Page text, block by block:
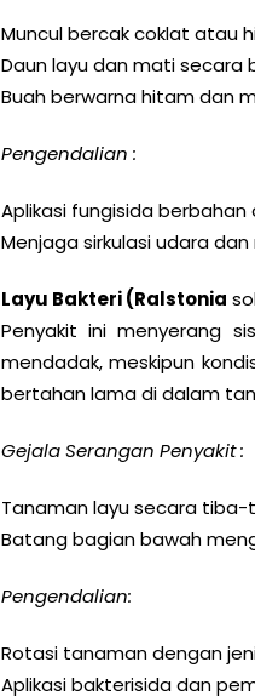
Muncul bercak coklat atau
Daun layu dan mati secara
Buah berwarna hitam dan
Pengendalian :
Aplikasi fungisida
Menjaga sirkulasi udara
Layu Bakteri (Ralstonia
Penyakit ini menyerang
mendadak, meskipun
bertahan lama di dalam
Gejala Serangan Penyakit :
Tanaman layu secara tiba-
Batang bagian bawah
Pengendalian:
Rotasi tanaman dengan
Aplikasi bakterisida dan